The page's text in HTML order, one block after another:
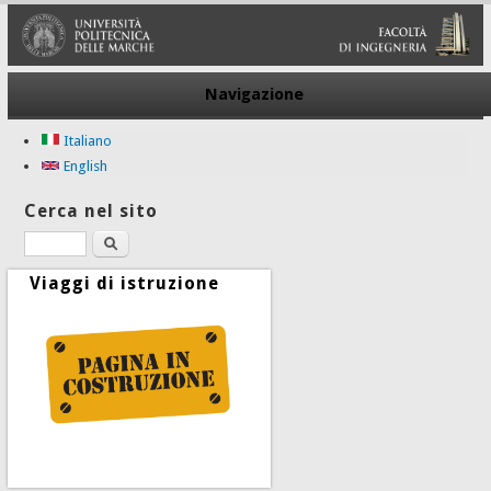
Navigazione
Italiano
English
Cerca nel sito
Cerca
Viaggi di istruzione